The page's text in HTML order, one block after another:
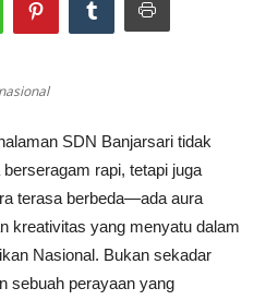
SDN Banjarsari tidak
rapi, tetapi juga
terasa berbeda—ada aura
kreativitas yang menyatu dalam
Nasional. Bukan sekadar
sebuah perayaan yang